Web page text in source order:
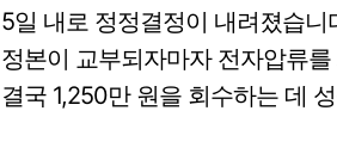
5일 내로 정정결정이 내려졌습니
정본이 교부되자마자 전자압류
결국 1,250만 원을 회수하는 데